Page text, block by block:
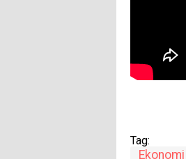
Tag:
Ekonomi